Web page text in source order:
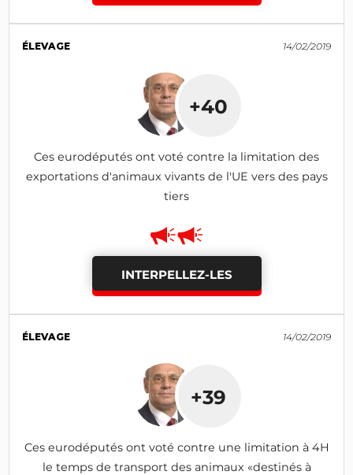
ÉLEVAGE 14/02/2019
+40
Ces eurodéputés ont voté contre la limitation des
exportations d'animaux vivants de l'UE vers des pays
tiers
INTERPELLEZ-LES
ÉLEVAGE 14/02/2019
+39
Ces eurodéputés ont voté contre une limitation à 4H
le temps de transport des animaux «destinés à